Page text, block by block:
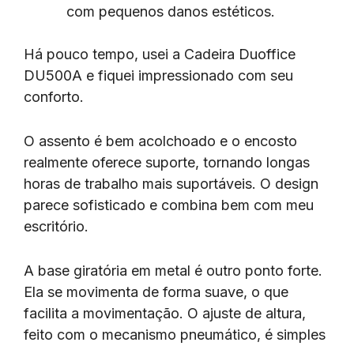
com pequenos danos estéticos.
Há pouco tempo, usei a Cadeira Duoffice
DU500A e fiquei impressionado com seu
conforto.
O assento é bem acolchoado e o encosto
realmente oferece suporte, tornando longas
horas de trabalho mais suportáveis. O design
parece sofisticado e combina bem com meu
escritório.
A base giratória em metal é outro ponto forte.
Ela se movimenta de forma suave, o que
facilita a movimentação. O ajuste de altura,
feito com o mecanismo pneumático, é simples